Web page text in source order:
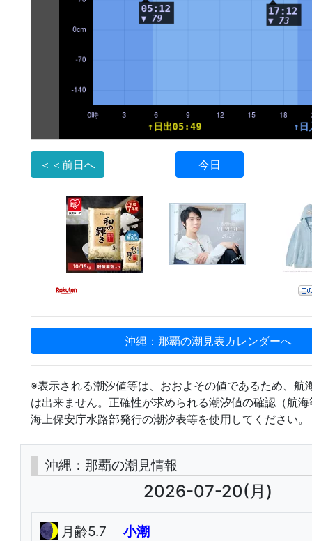
＜＜前日へ 今日
沖縄：那覇の潮見表カレンダーへ
※表示される潮汐値等は、おおよその値であるため、航
は出来ません。正確性が求められる潮汐値の確認（航
海上保安庁水路部発行の潮汐表等を使用してください。
沖縄：那覇の潮見情報
2026-07-20(月)
月齢5.7 小潮